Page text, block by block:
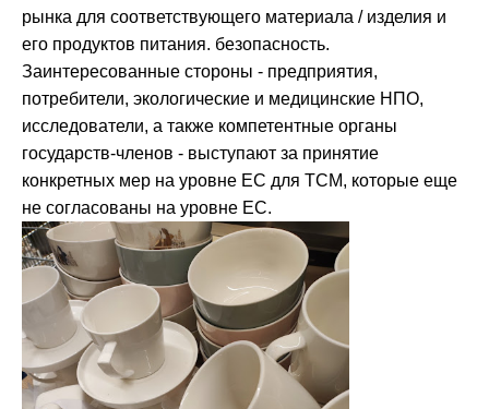
рынка для соответствующего материала / изделия и
его продуктов питания. безопасность.
Заинтересованные стороны - предприятия,
потребители, экологические и медицинские НПО,
исследователи, а также компетентные органы
государств-членов - выступают за принятие
конкретных мер на уровне ЕС для ТСМ, которые еще
не согласованы на уровне ЕС.